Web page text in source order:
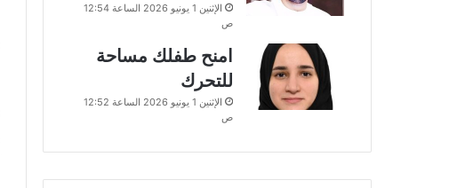
الإثنين 1 يونيو 2026 الساعة 12:54
ص
امنح طفلك مساحة
للتحرك
الإثنين 1 يونيو 2026 الساعة 12:52
ص